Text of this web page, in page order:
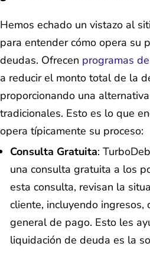
Hemos echado un vistazo al
para entender cómo opera su
deudas. Ofrecen programas
a reducir el monto total de la
proporcionando una
tradicionales. Esto es lo que
opera típicamente su proceso:
Consulta Gratuita:
una consulta gratuita a los
esta consulta, revisan la
cliente, incluyendo ingresos,
general de pago. Esto les
liquidación de deuda es la